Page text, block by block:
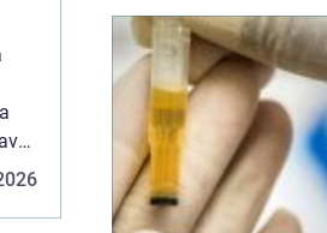
perspektiv. Många som
letar efter Psykolog
Västerås längtar efter...